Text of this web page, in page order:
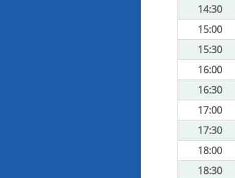
14:30
15:00
15:30
16:00
16:30
17:00
17:30
18:00
18:30